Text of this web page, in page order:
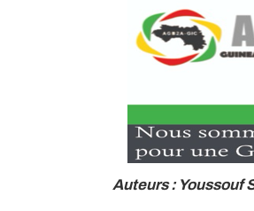
Auteurs : Youssouf